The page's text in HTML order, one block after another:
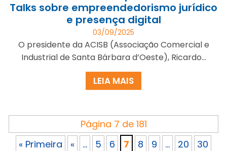
Talks sobre empreendedorismo jurídico
e presença digital
03/09/2025
O presidente da ACISB (Associação Comercial e
Industrial de Santa Bárbara d’Oeste), Ricardo...
LEIA MAIS
Página 7 de 181
« Primeira
« ... 5 6 7 8 9 ... 20
30